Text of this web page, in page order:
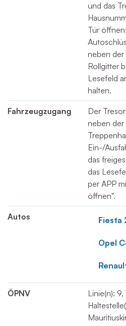
und das
Tür
neben der
Rollgitter
Lesefeld
halten.
Fahrzeugzugang
Der
neben der
Ein-/
das
das
per APP
öffnen".
Autos Fiesta
Opel
ÖPNV
Linie(n): 9,